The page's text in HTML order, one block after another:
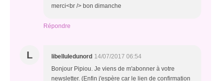
merci<br /> bon dimanche
Répondre
L libelluledunord 14/07/2017 06:54
Bonjour Pipiou. Je viens de m'abonner à votre
newsletter. (Enfin j'espère car le lien de confirmation